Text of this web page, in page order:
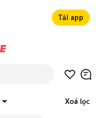
Tải app
Xoá lọc